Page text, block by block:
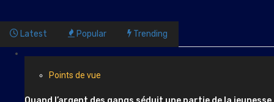
Latest Popular Trending
Points de vue